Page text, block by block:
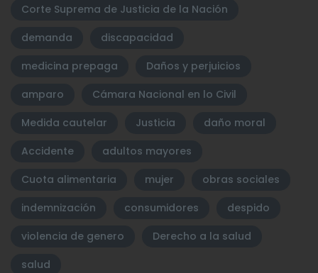
Corte Suprema de Justicia de la Nación
demanda
discapacidad
medicina prepaga
Daños y perjuicios
amparo
Cámara Nacional en lo Civil
Medida cautelar
Justicia
daño moral
Accidente
adultos mayores
Cuota alimentaria
mujer
obras sociales
indemnización
consumidores
despido
violencia de genero
Derecho a la salud
salud